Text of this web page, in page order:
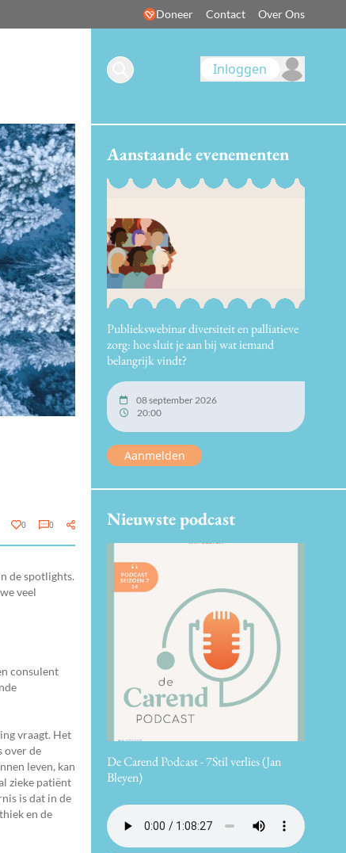
Doneer Contact Over Ons
0 0
de spotlights.
veel
consulent
vraagt. Het
over de
leven, kan
zieke patiënt
is dat in de
en de
Inloggen
Aanstaande evenementen
Publiekswebinar diversiteit en palliatieve
zorg: hoe sluit je aan bij wat iemand
belangrijk vindt?
08 september 2026
20:00
Aanmelden
Nieuwste podcast
De Carend Podcast - 7Stil verlies (Jan
Bleyen)